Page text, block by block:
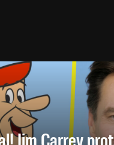
Jim Carrey